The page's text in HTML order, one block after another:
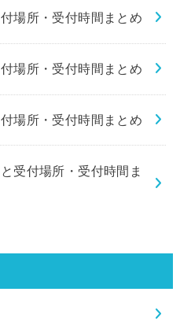
場所・受付時間まとめ
場所・受付時間まとめ
場所・受付時間まとめ
受付場所・受付時間ま